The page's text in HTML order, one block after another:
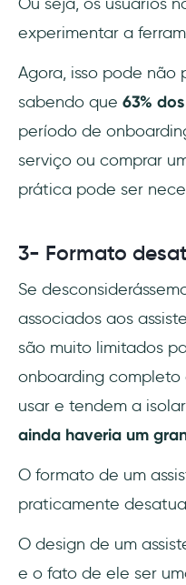
experimentar a
Agora, isso pode não
sabendo que 63%
período de
serviço ou comprar
prática pode ser
3- Formato
Se
associados aos
são muito limitados
onboarding completo
usar e tendem a
ainda haveria um
O formato de um
praticamente
O design de um
e o fato de ele ser